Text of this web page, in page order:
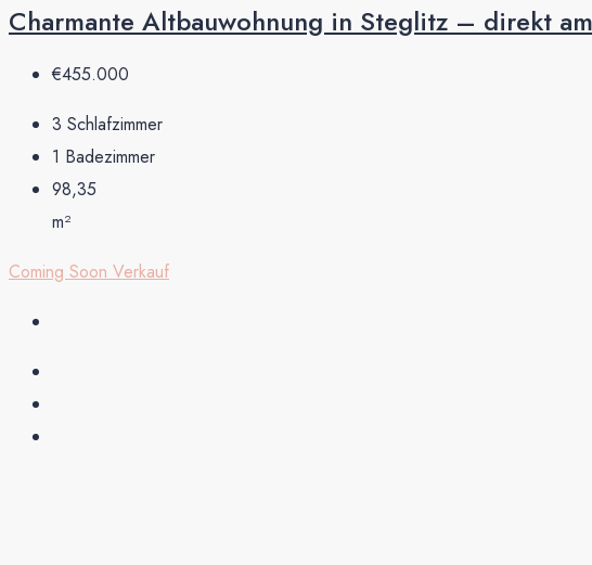
Charmante Altbauwohnung in Steglitz – direkt
€455.000
3 Schlafzimmer
1 Badezimmer
98,35
m²
Coming Soon Verkauf